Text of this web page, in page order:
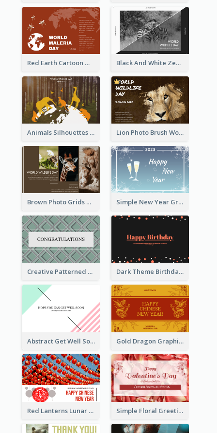
Red Earth Cartoon World Malaria Day Greeting Card Black And White Zebra World Wildlife Day Greeting Card
Animals Silhouettes World Wildlife Day Greeting Card Lion Photo Brush World Wildlife Day Greeting Card
Brown Photo Grids World Wildlife Day Greeting Card Simple New Year Greeting Card For 2021
Creative Patterned Congratulations Greeting Card Dark Theme Birthday Greeting Card
Abstract Get Well Soon Greeting Card Gold Dragon Graphic Lunar New Year Greeting Card
Red Lanterns Lunar New Year Greeting Card Simple Floral Greeting Card Of Valentine's Day